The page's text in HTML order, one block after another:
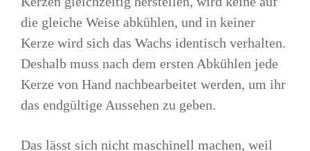
die gleiche Weise abkühlen, und in keiner
Kerze wird sich das Wachs identisch verhalten.
Deshalb muss nach dem ersten Abkühlen jede
Kerze von Hand nachbearbeitet werden, um ihr
das endgültige Aussehen zu geben.
Das lässt sich nicht maschinell machen, weil